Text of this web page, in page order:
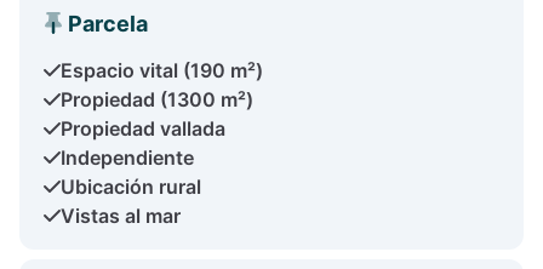
Parcela
Espacio vital (190 m²)
Propiedad (1300 m²)
Propiedad vallada
Independiente
Ubicación rural
Vistas al mar